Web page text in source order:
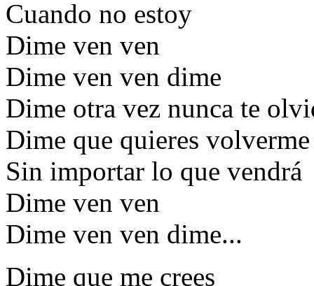
Cuando no estoy
Dime ven ven
Dime ven ven dime
Dime otra vez nunca te
Dime que quieres
Sin importar lo que vendrá
Dime ven ven
Dime ven ven dime...
Dime que me crees